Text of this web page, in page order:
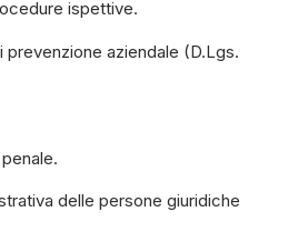
ispettive.
aziendale (D.Lgs.
delle persone giuridiche